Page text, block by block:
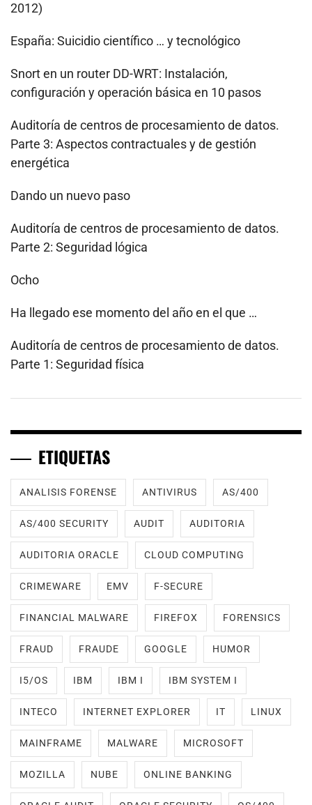
2012)
España: Suicidio científico … y tecnológico
Snort en un router DD-WRT: Instalación,
configuración y operación básica en 10 pasos
Auditoría de centros de procesamiento de datos.
Parte 3: Aspectos contractuales y de gestión
energética
Dando un nuevo paso
Auditoría de centros de procesamiento de datos.
Parte 2: Seguridad lógica
Ocho
Ha llegado ese momento del año en el que …
Auditoría de centros de procesamiento de datos.
Parte 1: Seguridad física
ETIQUETAS
ANALISIS FORENSE ANTIVIRUS AS/400
AS/400 SECURITY AUDIT AUDITORIA
AUDITORIA ORACLE CLOUD COMPUTING
CRIMEWARE EMV F-SECURE
FINANCIAL MALWARE FIREFOX FORENSICS
FRAUD FRAUDE GOOGLE HUMOR
I5/OS IBM IBM I IBM SYSTEM I
INTECO INTERNET EXPLORER IT LINUX
MAINFRAME MALWARE MICROSOFT
MOZILLA NUBE ONLINE BANKING